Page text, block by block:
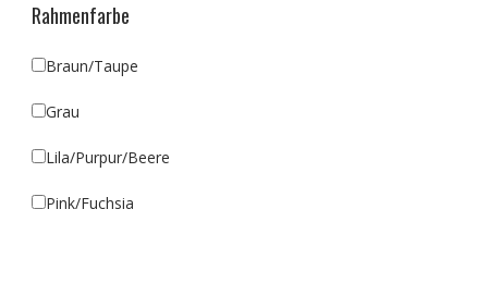
Rahmenfarbe
Braun/Taupe
Grau
Lila/Purpur/Beere
Pink/Fuchsia